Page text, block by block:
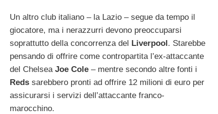
Un altro club italiano – la Lazio – segue da tempo il
giocatore, ma i nerazzurri devono preoccuparsi
soprattutto della concorrenza del Liverpool. Starebbe
pensando di offrire come contropartita l’ex-attaccante
del Chelsea Joe Cole – mentre secondo altre fonti i
Reds sarebbero pronti ad offrire 12 milioni di euro per
assicurarsi i servizi dell’attaccante franco-
marocchino.